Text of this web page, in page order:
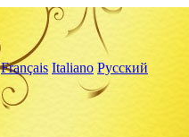
Français Italiano Русский